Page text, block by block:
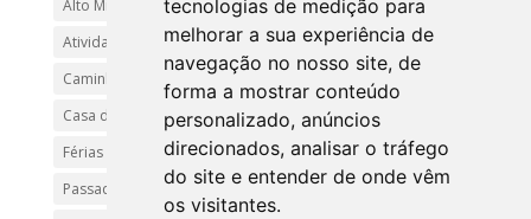
tecnologias de medição para
melhorar a sua experiência de
navegação no nosso site, de
forma a mostrar conteúdo
personalizado, anúncios
direcionados, analisar o tráfego
do site e entender de onde vêm
os visitantes.
Alto Minho
Arcos de Valdevez.
Arcos Valdevez
Atividades e Passeios
aventura
Caminhadas e Passeio
Caminho de Santiago
Caminho Minhoto Ribeiro
Casa da Arvore
casa de feria geres
ferias
Férias Geres
Minho
Parque Nacional da Peneda-Gerês
Passadiços do Sistelo
passeios
Peregrinação